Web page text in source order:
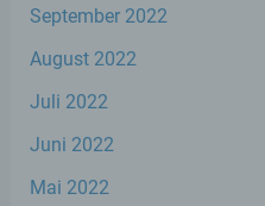
September 2022
August 2022
Juli 2022
Juni 2022
Mai 2022
die gewährleisten,
identifizierten